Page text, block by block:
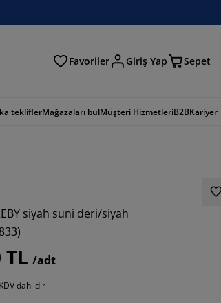
Favoriler Giriş Yap Sepet
tekliflerMağazaları bulMüşteri HizmetleriB2BKariyer
siyah suni deri/siyah
833)
TL /adt
dahildir